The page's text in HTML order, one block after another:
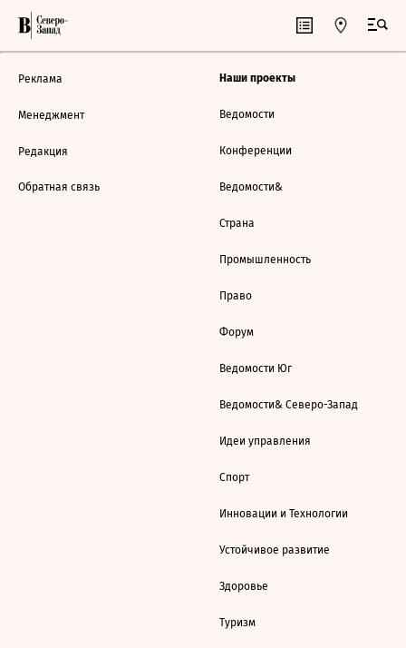
Реклама
Менеджмент
Редакция
Обратная связь
Наши проекты
Ведомости
Конференции
Ведомости&
Страна
Промышленность
Право
Форум
Ведомости Юг
Ведомости& Северо-Запад
Идеи управления
Спорт
Инновации и Технологии
Устойчивое развитие
Здоровье
Туризм